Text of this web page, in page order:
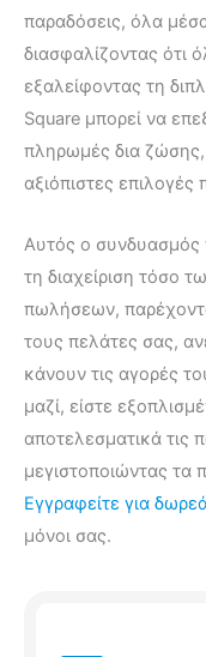
παραδόσεις, όλα
διασφαλίζοντας ότι
εξαλείφοντας τη
Square μπορεί να
πληρωμές δια ζώσης,
αξιόπιστες
Αυτός ο συνδυασμός
τη διαχείριση τόσο
πωλήσεων,
τους πελάτες σας,
κάνουν τις αγορές
μαζί, είστε
αποτελεσματικά τις
μεγιστοποιώντας
Εγγραφείτε για
μόνοι σας.